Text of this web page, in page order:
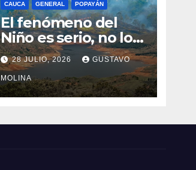
CAUCA GENERAL POPAYÁN
El fenómeno del
Niño es serio, no lo
tome a juego
28 JULIO, 2026 GUSTAVO
MOLINA